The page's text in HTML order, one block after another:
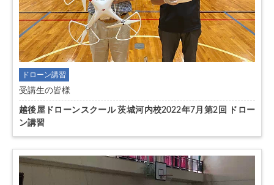
ドローン講習
受講生の皆様
越後屋ドローンスクール 茨城河内校2022年7月第2回 ドロー
ン講習